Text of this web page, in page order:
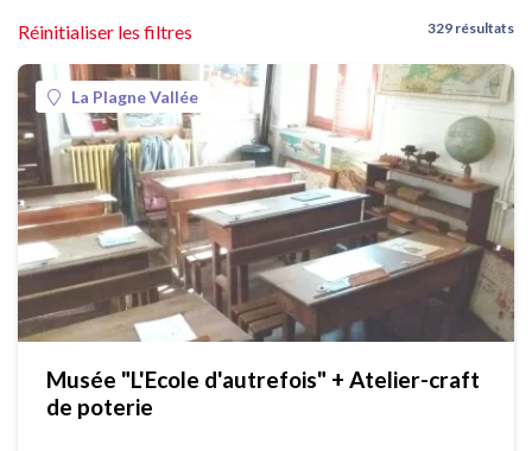
Réinitialiser les filtres 329 résultats
La Plagne Vallée
Musée "L'Ecole d'autrefois" + Atelier-craft
de poterie